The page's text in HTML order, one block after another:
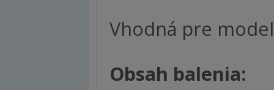
Vhodná pre
Obsah balenia: